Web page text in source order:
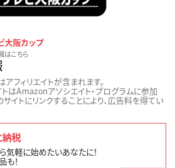
大阪カップ
はこちら
フィリエイトが含まれます。
はAmazonアソシエイト・プログラムに参加
イトにリンクすることにより、広告料を得てい
納税
気軽に始めたいあなたに！
も！